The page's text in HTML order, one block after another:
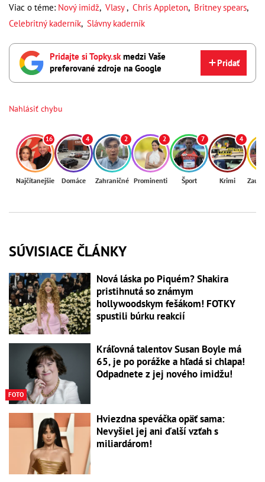
Viac o téme: Nový imidž, Vlasy, Chris Appleton, Britney spears,
Celebritný kaderník, Slávny kaderník
Pridajte si Topky.skmedzi Vaše
preferované zdroje na Google
Pridať
Nahlásiť chybu
16
Najčítanejšie
4
Domáce
2
Zahraničné
2
Prominenti
7
Šport
4
Krimi
SÚVISIACE ČLÁNKY
Nová láska po Piquém? Shakira
pristihnutá so známym
hollywoodskym fešákom! FOTKY
spustili búrku reakcií
FOTO
Kráľovná talentov Susan Boyle má
65, je po porážke a hľadá si chlapa!
Odpadnete z jej nového imidžu!
Hviezdna speváčka opäť sama:
Nevyšiel jej ani ďalší vzťah s
miliardárom!